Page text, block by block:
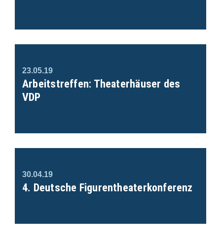
23.05.19
Arbeitstreffen: Theaterhäuser des
VDP
30.04.19
4. Deutsche Figurentheaterkonferenz